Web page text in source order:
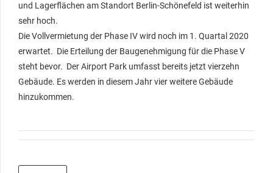
und Lagerflächen am Standort Berlin-Schönefeld ist weiterhin
sehr hoch.
Die Vollvermietung der Phase IV wird noch im 1. Quartal 2020
erwartet. Die Erteilung der Baugenehmigung für die Phase V
steht bevor. Der Airport Park umfasst bereits jetzt vierzehn
Gebäude. Es werden in diesem Jahr vier weitere Gebäude
hinzukommen.